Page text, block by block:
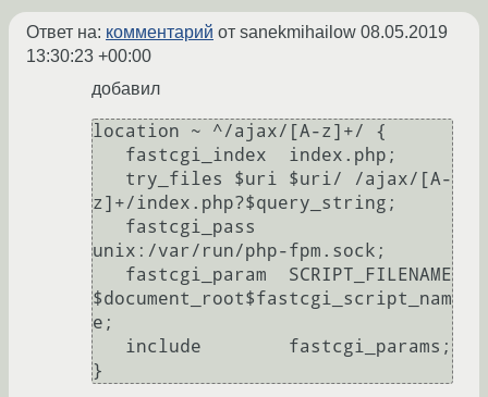
Ответ на: комментарий от sanekmihailow 08.05.2019
13:30:23 +00:00
добавил
location ~ ^/ajax/[A-z]+/ {
z]+/index.php?$query_string;
unix:/var/run/php-fpm.sock;
$document_root$fastcgi_script_nam
e;
}